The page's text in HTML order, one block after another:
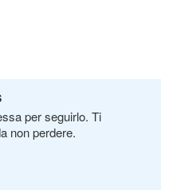
per seguirlo. Ti
non perdere.